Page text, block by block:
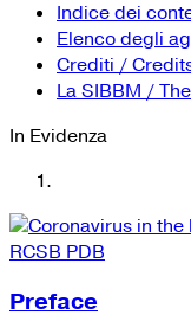
Tutti i siti Zanichelli
Collezioni Università
Facebook
Twitter
Instagram
Instagram scuola
Mail
Indice dei
Elenco degli
Crediti /
La SIBBM /
In Evidenza
Preface